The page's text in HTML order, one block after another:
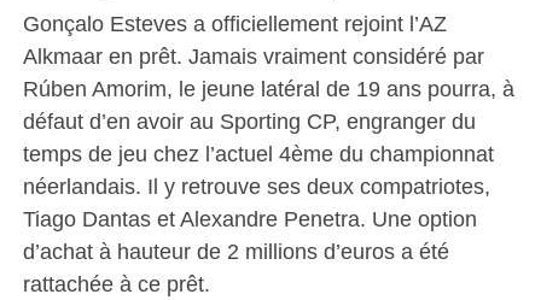
Gonçalo Esteves a officiellement rejoint l’AZ
Alkmaar en prêt. Jamais vraiment considéré par
Rúben Amorim, le jeune latéral de 19 ans pourra, à
défaut d’en avoir au Sporting CP, engranger du
temps de jeu chez l’actuel 4ème du championnat
néerlandais. Il y retrouve ses deux compatriotes,
Tiago Dantas et Alexandre Penetra. Une option
d’achat à hauteur de 2 millions d’euros a été
rattachée à ce prêt.